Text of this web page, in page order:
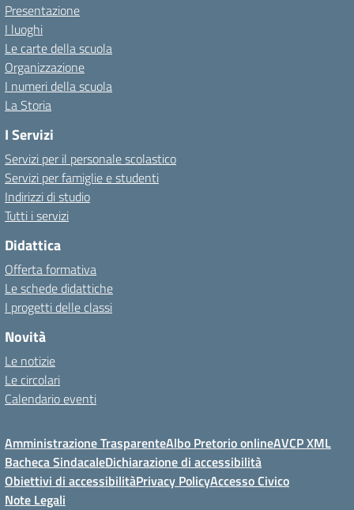
Presentazione
I luoghi
Le carte della scuola
Organizzazione
I numeri della scuola
La Storia
I Servizi
Servizi per il personale scolastico
Servizi per famiglie e studenti
Indirizzi di studio
Tutti i servizi
Didattica
Offerta formativa
Le schede didattiche
I progetti delle classi
Novità
Le notizie
Le circolari
Calendario eventi
Amministrazione TrasparenteAlbo Pretorio onlineAVCP XML
Bacheca SindacaleDichiarazione di accessibilità
Obiettivi di accessibilitàPrivacy PolicyAccesso Civico
Note Legali